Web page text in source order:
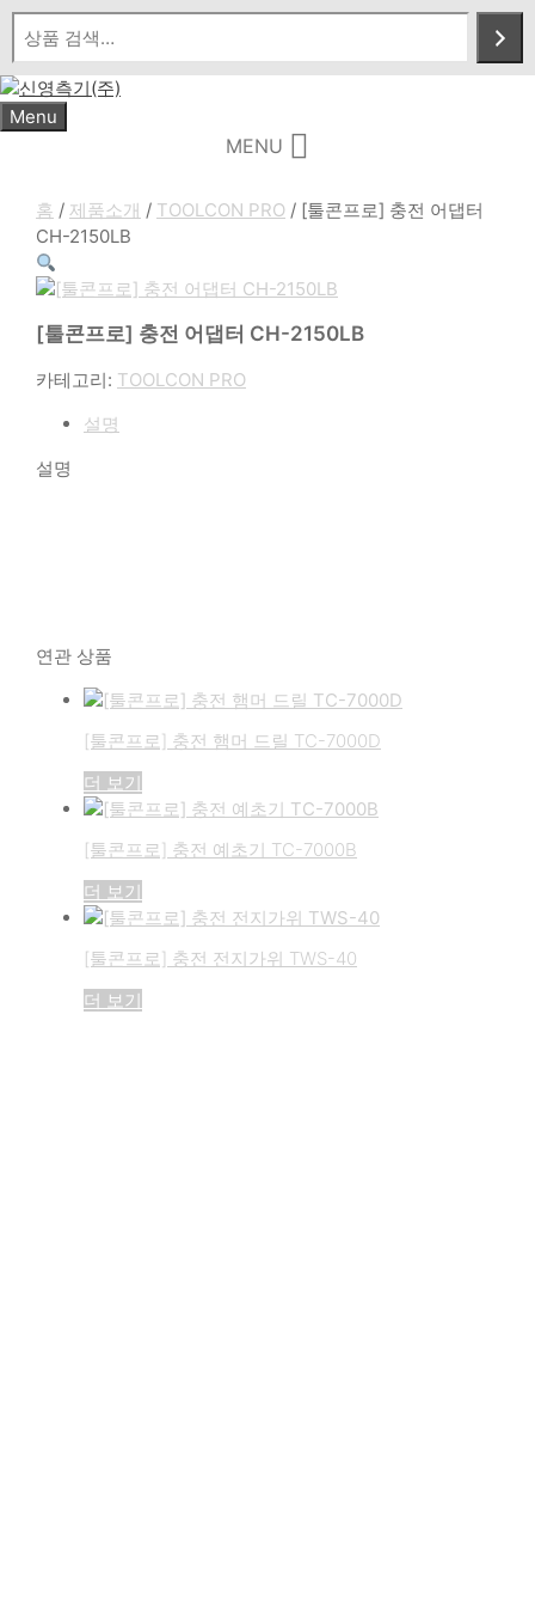
Skip
content
Menu
MENU
홈 / 제품소개 / TOOLCON PRO / [툴콘프로] 충전 어댑터
CH-2150LB
[툴콘프로] 충전 어댑터 CH-2150LB
카테고리: TOOLCON PRO
설명
설명
연관 상품
[툴콘프로] 충전 햄머 드릴 TC-7000D
더 보기
[툴콘프로] 충전 예초기 TC-7000B
더 보기
[툴콘프로] 충전 전지가위 TWS-40
더 보기